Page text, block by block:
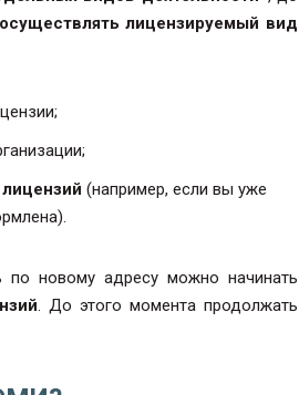
лицензируемый вид
(например, если вы уже
по новому адресу можно начинать
. До этого момента продолжать